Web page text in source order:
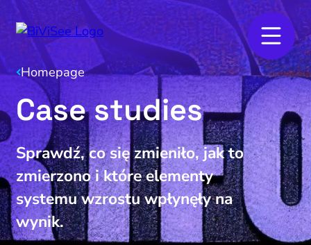
Homepage
Case studies
Sprawdź, co się zmieniło, jak to
zmierzono i które elementy
systemu wzrostu wpłynęły na
wynik.